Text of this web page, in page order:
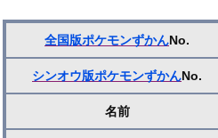
全国版ポケモンずかんNo.
シンオウ版ポケモンずかんNo.
名前